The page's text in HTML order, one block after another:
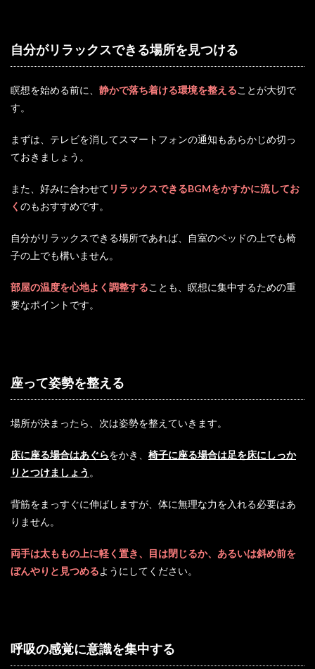
自分がリラックスできる場所を見つける
瞑想を始める前に、 静かで落ち着ける環境を整えることが大切で
す。
まずは、テレビを消してスマートフォンの通知もあらかじめ切っ
ておきましょう。
また、好みに合わせて リラックスできるBGMをかすかに流してお
く のもおすすめです。
自分がリラックスできる場所であれば、自室のベッドの上でも椅
子の上でも構いません。
部屋の温度を心地よく調整することも、瞑想に集中するための重
要なポイントです。
座って姿勢を整える
場所が決まったら、次は姿勢を整えていきます。
床に座る場合はあぐらをかき、 椅子に座る場合は足を床にしっか
りとつけましょう 。
背筋をまっすぐに伸ばしますが、体に無理な力を入れる必要はあ
りません。
両手は太ももの上に軽く置き、目は閉じるか、あるいは斜め前を
ぼんやりと見つめるようにしてください。
呼吸の感覚に意識を集中する